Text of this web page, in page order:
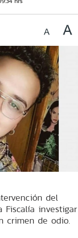
del
investigar
crimen de odio.